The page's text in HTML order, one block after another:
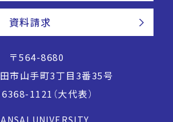
資料請求
〒564-8680
市山手町3丁目3番35号
6368-1121（大代表）
UNIVERSITY